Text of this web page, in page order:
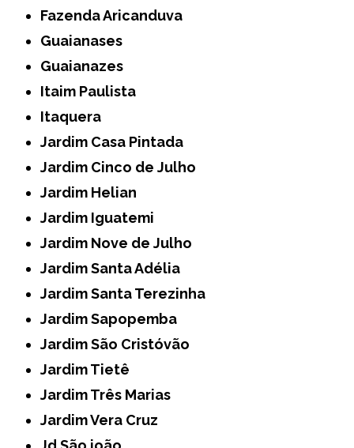
Fazenda Aricanduva
Guaianases
Guaianazes
Itaim Paulista
Itaquera
Jardim Casa Pintada
Jardim Cinco de Julho
Jardim Helian
Jardim Iguatemi
Jardim Nove de Julho
Jardim Santa Adélia
Jardim Santa Terezinha
Jardim Sapopemba
Jardim São Cristóvão
Jardim Tietê
Jardim Três Marias
Jardim Vera Cruz